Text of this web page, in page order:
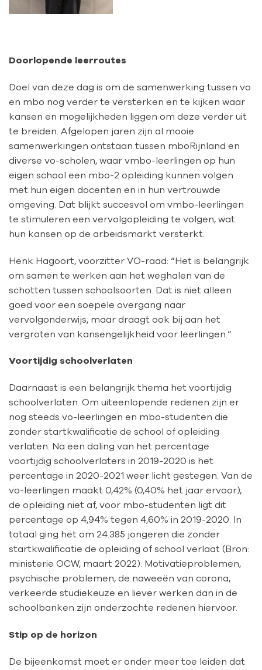
Doorlopende leerroutes
Doel van deze dag is om de samenwerking tussen vo
en mbo nog verder te versterken en te kijken waar
kansen en mogelijkheden liggen om deze verder uit
te breiden. Afgelopen jaren zijn al mooie
samenwerkingen ontstaan tussen mboRijnland en
diverse vo-scholen, waar vmbo-leerlingen op hun
eigen school een mbo-2 opleiding kunnen volgen
met hun eigen docenten en in hun vertrouwde
omgeving. Dat blijkt succesvol om vmbo-leerlingen
te stimuleren een vervolgopleiding te volgen, wat
hun kansen op de arbeidsmarkt versterkt.
Henk Hagoort, voorzitter VO-raad: “Het is belangrijk
om samen te werken aan het weghalen van de
schotten tussen schoolsoorten. Dat is niet alleen
goed voor een soepele overgang naar
vervolgonderwijs, maar draagt ook bij aan het
vergroten van kansengelijkheid voor leerlingen.”
Voortijdig schoolverlaten
Daarnaast is een belangrijk thema het voortijdig
schoolverlaten. Om uiteenlopende redenen zijn er
nog steeds vo-leerlingen en mbo-studenten die
zonder startkwalificatie de school of opleiding
verlaten. Na een daling van het percentage
voortijdig schoolverlaters in 2019-2020 is het
percentage in 2020-2021 weer licht gestegen. Van de
vo-leerlingen maakt 0,42% (0,40% het jaar ervoor),
de opleiding niet af, voor mbo-studenten ligt dit
percentage op 4,94% tegen 4,60% in 2019-2020. In
totaal ging het om 24.385 jongeren die zonder
startkwalificatie de opleiding of school verlaat (Bron:
ministerie OCW, maart 2022). Motivatieproblemen,
psychische problemen, de naweeën van corona,
verkeerde studiekeuze en liever werken dan in de
schoolbanken zijn onderzochte redenen hiervoor.
Stip op de horizon
De bijeenkomst moet er onder meer toe leiden dat